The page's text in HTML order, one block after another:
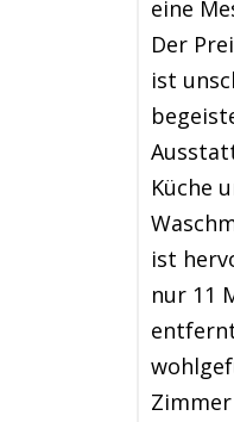
eine
Der
ist
Küche
ist
nur 11